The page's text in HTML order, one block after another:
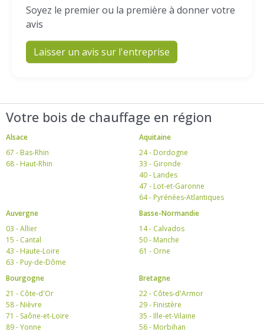
Soyez le premier ou la première à donner votre
avis
Laisser un avis sur l'entreprise
Votre bois de chauffage en région
Alsace
67 - Bas-Rhin
68 - Haut-Rhin
Aquitaine
24 - Dordogne
33 - Gironde
40 - Landes
47 - Lot-et-Garonne
64 - Pyrénées-Atlantiques
Auvergne
03 - Allier
15 - Cantal
43 - Haute-Loire
63 - Puy-de-Dôme
Basse-Normandie
14 - Calvados
50 - Manche
61 - Orne
Bourgogne
21 - Côte-d'Or
58 - Nièvre
71 - Saône-et-Loire
89 - Yonne
Bretagne
22 - Côtes-d'Armor
29 - Finistère
35 - Ille-et-Vilaine
56 - Morbihan